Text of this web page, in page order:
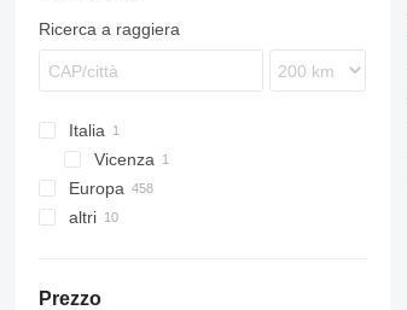
Integro
MB
Sprinter
FL
FM
G-series
L-series
VNL
Ricerca a raggiera
Italia
Vicenza
Europa
altri
Prezzo